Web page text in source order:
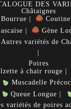
DES
Châtaignes
Bourrue
Gène
Autres variétés de
Poires
à chair rouge
Muscadelle
Queue Longue
variétés de poires